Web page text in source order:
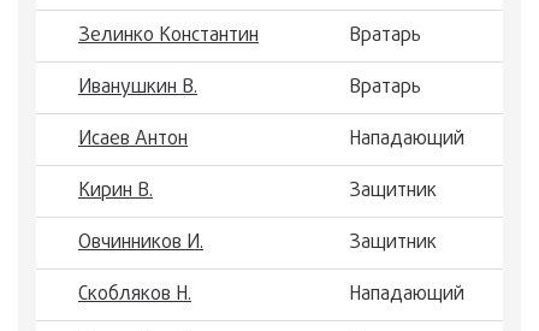
Зелинко Константин
Вратарь
Иванушкин В.
Вратарь
Исаев Антон
Нападающий
Кирин В.
Защитник
Овчинников И.
Защитник
Скобляков Н.
Нападающий